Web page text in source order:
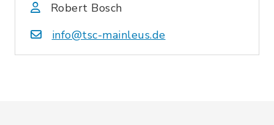
Robert Bosch
info@tsc-mainleus.de